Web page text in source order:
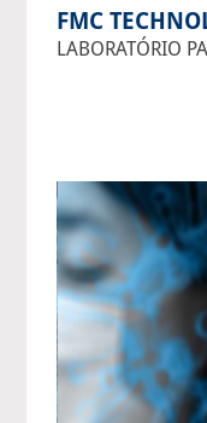
FMC
LABORATÓRIO